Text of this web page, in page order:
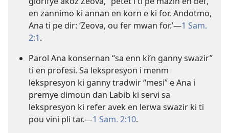
en zannimo ki annan en korn e ki for. Andotmo,
Ana ti pe dir: ‘Zeova, ou fer mwan for.’​—1 Sam.
2:1.
Parol Ana konsernan “sa enn ki’n ganny swazir”
ti en profesi. Sa lekspresyon i menm
lekspresyon ki ganny tradwir “mesi” e Ana i
premye dimoun dan Labib ki servi sa
lekspresyon ki refer avek en lerwa swazir ki ti
pou vini pli tar.​—1 Sam. 2:10.